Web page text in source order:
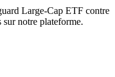
Large-Cap ETF contre
notre plateforme.